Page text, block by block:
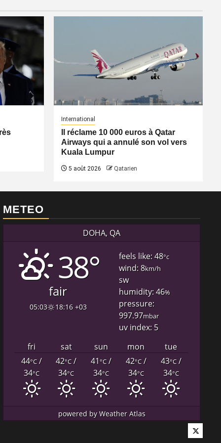
International
Il réclame 10 000 euros à Qatar
Airways qui a annulé son vol vers
Kuala Lumpur
5 août 2026 Qatarien
METEO
DOHA, QA
38°
fair
05:03 18:16 +03
feels like: 48°c
wind: 8km/h
sw
humidity: 46%
pressure:
997.97mbar
uv index: 5
fri
sat sun mon
tue
44°C/
34°C
42°C/
34°C
41°C/
34°C
42°C/
34°C
43°C/
34°C
powered byWeather Atlas
Twitter